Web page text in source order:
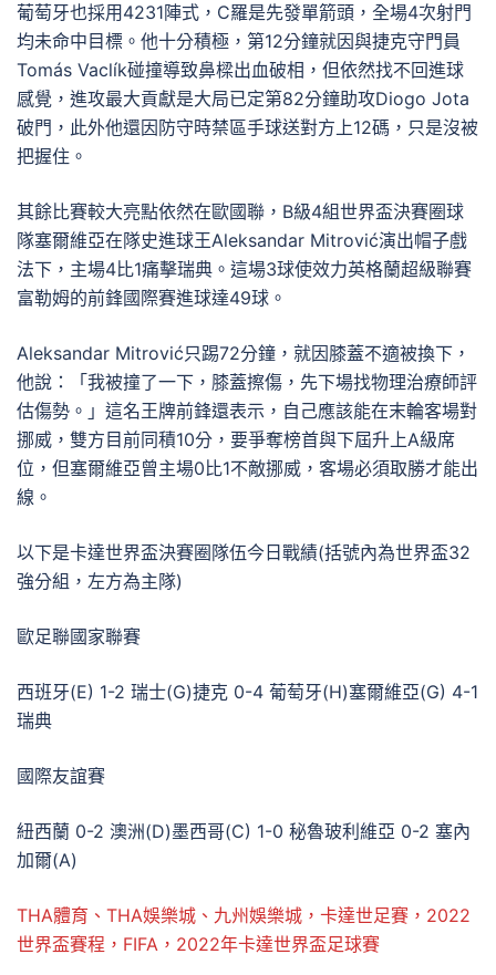
葡萄牙也採用4231陣式，C羅是先發單箭頭，全場4次射門
均未命中目標。他十分積極，第12分鐘就因與捷克守門員
Tomás Vaclík碰撞導致鼻樑出血破相，但依然找不回進球
感覺，進攻最大貢獻是大局已定第82分鐘助攻Diogo Jota
破門，此外他還因防守時禁區手球送對方上12碼，只是沒被
把握住。
其餘比賽較大亮點依然在歐國聯，B級4組世界盃決賽圈球
隊塞爾維亞在隊史進球王Aleksandar Mitrović演出帽子戲
法下，主場4比1痛擊瑞典。這場3球使效力英格蘭超級聯賽
富勒姆的前鋒國際賽進球達49球。
Aleksandar Mitrović只踢72分鐘，就因膝蓋不適被換下，
他說：「我被撞了一下，膝蓋擦傷，先下場找物理治療師評
估傷勢。」這名王牌前鋒還表示，自己應該能在末輪客場對
挪威，雙方目前同積10分，要爭奪榜首與下屆升上A級席
位，但塞爾維亞曾主場0比1不敵挪威，客場必須取勝才能出
線。
以下是卡達世界盃決賽圈隊伍今日戰績(括號內為世界盃32
強分組，左方為主隊)
歐足聯國家聯賽
西班牙(E) 1-2 瑞士(G)捷克 0-4 葡萄牙(H)塞爾維亞(G) 4-1
瑞典
國際友誼賽
紐西蘭 0-2 澳洲(D)墨西哥(C) 1-0 秘魯玻利維亞 0-2 塞內
加爾(A)
THA體育、THA娛樂城、九州娛樂城，卡達世足賽，2022
世界盃賽程，FIFA，2022年卡達世界盃足球賽